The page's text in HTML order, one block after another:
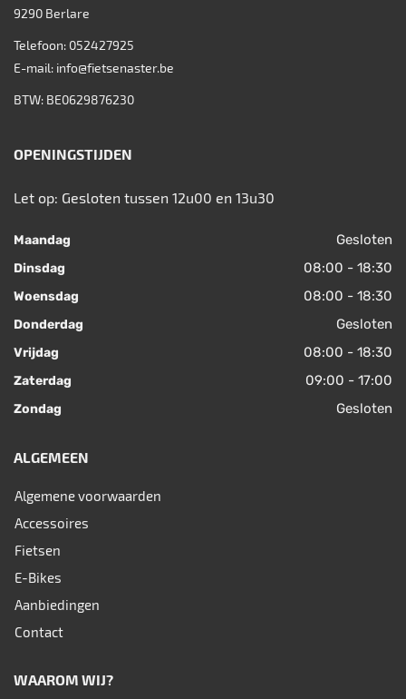
9290 Berlare
Telefoon: 052427925
E-mail: info@fietsenaster.be
BTW: BE0629876230
OPENINGSTIJDEN
Let op: Gesloten tussen 12u00 en 13u30
Maandag Gesloten
Dinsdag 08:00 - 18:30
Woensdag 08:00 - 18:30
Donderdag Gesloten
Vrijdag 08:00 - 18:30
Zaterdag 09:00 - 17:00
Zondag Gesloten
ALGEMEEN
Algemene voorwaarden
Accessoires
Fietsen
E-Bikes
Aanbiedingen
Contact
WAAROM WIJ?